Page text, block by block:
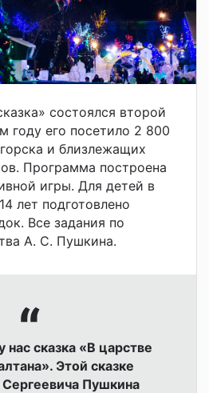
состоялся второй
году его посетило 2 800
и близлежащих
Программа построена
игры. Для детей в
лет подготовлено
Все задания по
А. С. Пушкина.
нас сказка «В царстве
Этой сказке
Пушкина